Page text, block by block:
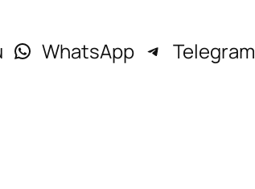
WhatsApp Telegram